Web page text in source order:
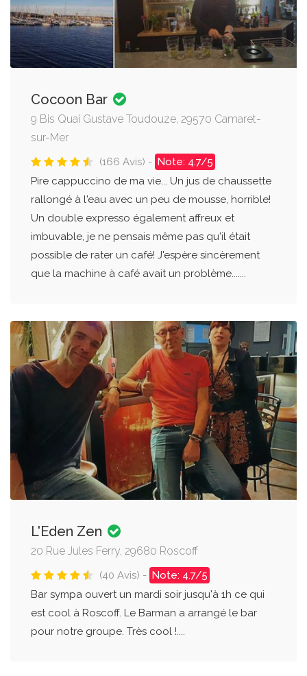
Cocoon Bar
9 Bis Quai Gustave Toudouze, 29570 Camaret-
sur-Mer
(166 Avis) - Note: 4.7/5
Pire cappuccino de ma vie... Un jus de chaussette
rallongé à l'eau avec un peu de mousse, horrible!
Un double expresso également affreux et
imbuvable, je ne pensais même pas qu'il était
possible de rater un café! J'espère sincèrement
que la machine à café avait un problème.......
L'Eden Zen
20 Rue Jules Ferry, 29680 Roscoff
(40 Avis) - Note: 4.7/5
Bar sympa ouvert un mardi soir jusqu'à 1h ce qui
est cool à Roscoff. Le Barman a arrangé le bar
pour notre groupe. Très cool !....